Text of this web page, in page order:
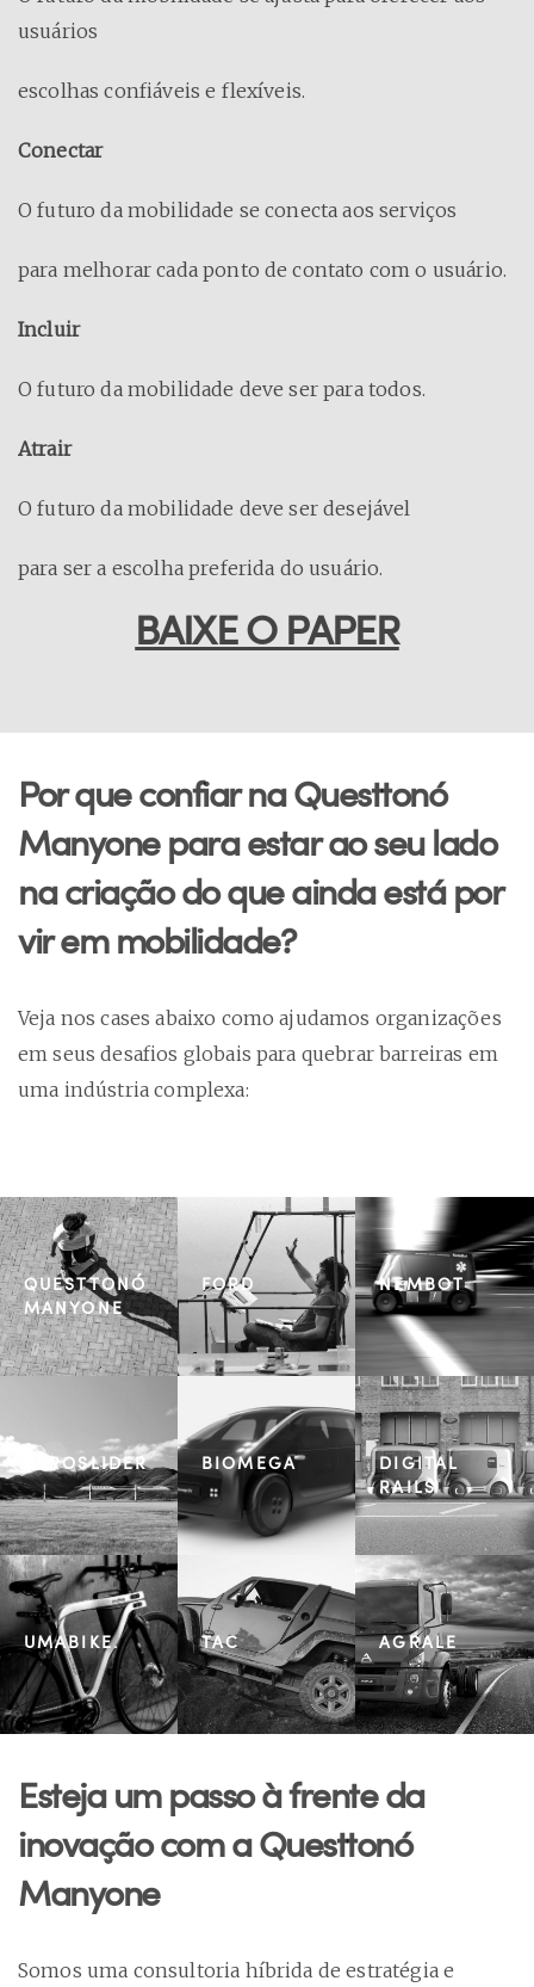
usuários
escolhas confiáveis e flexíveis.
Conectar
O futuro da mobilidade se conecta aos serviços
para melhorar cada ponto de contato com o usuário.
Incluir
O futuro da mobilidade deve ser para todos.
Atrair
O futuro da mobilidade deve ser desejável
para ser a escolha preferida do usuário.
BAIXE O PAPER
Por que confiar na Questtonó
Manyone para estar ao seu lado
na criação do que ainda está por
vir em mobilidade?
Veja nos cases abaixo como ajudamos organizações
em seus desafios globais para quebrar barreiras em
uma indústria complexa:
QUESTTONÓ
MANYONE
FORD NEMBOT
AEROSLIDER BIOMEGA
DIGITAL
RAILS
UMABIKE. TAC AGRALE
Esteja um passo à frente da
inovação com a Questtonó
Manyone
Somos uma consultoria híbrida de estratégia e